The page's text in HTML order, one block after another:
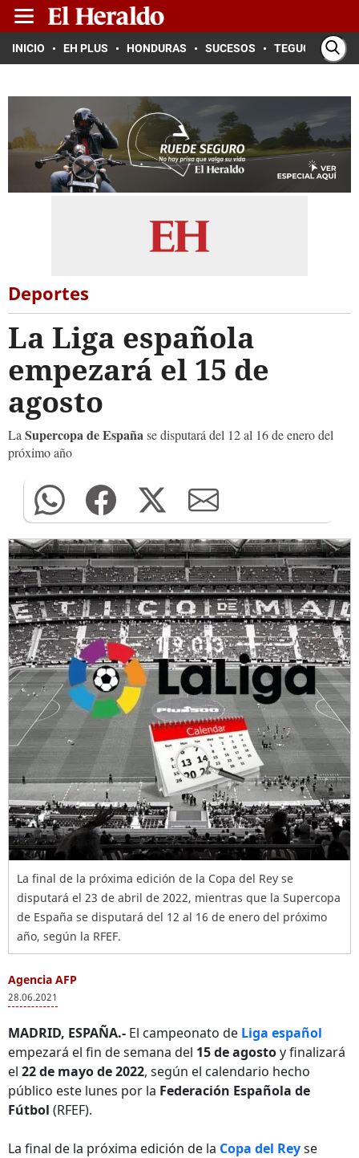
INICIO EH PLUS HONDURAS SUCESOS TEGUCIGALPA
Deportes
La Liga española
empezará el 15 de
agosto
La Supercopa de Españase disputará del 12 al 16 de enero del
próximo año
La final de la próxima edición de la Copa del Rey se
disputará el 23 de abril de 2022, mientras que la Supercopa
de España se disputará del 12 al 16 de enero del próximo
año, según la RFEF.
Agencia AFP
28.06.2021
MADRID, ESPAÑA.- El campeonato de Liga español
empezará el fin de semana del 15 de agostoy finalizará
el 22 de mayo de 2022, según el calendario hecho
público este lunes por la Federación Española de
Fútbol (RFEF).
La final de la próxima edición de la Copa del Reyse